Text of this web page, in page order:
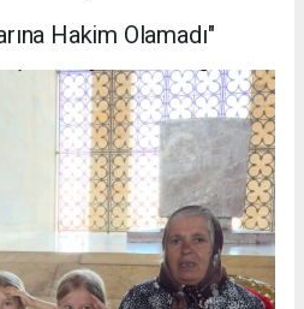
Hakim Olamadı"